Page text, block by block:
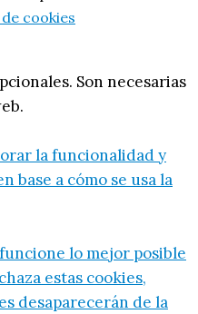
cookies
Son necesarias
la funcionalidad y
base a cómo se usa la
lo mejor posible
estas cookies,
desaparecerán de la